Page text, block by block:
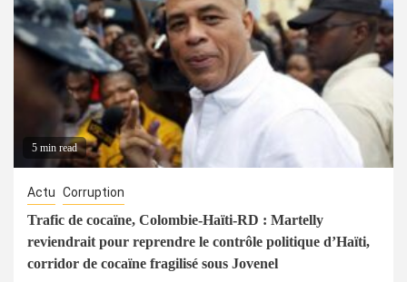
5 min read
Actu Corruption
Trafic de cocaïne, Colombie-Haïti-RD : Martelly
reviendrait pour reprendre le contrôle politique d’Haïti,
corridor de cocaïne fragilisé sous Jovenel